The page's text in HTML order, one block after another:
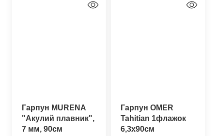
Гарпун MURENA
"Акулий плавник",
7 мм, 90см
Гарпун OMER
Tahitian 1флажок
6,3x90см